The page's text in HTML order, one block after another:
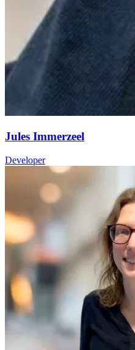
Jules Immerzeel
Developer